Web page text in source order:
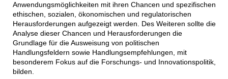
Anwendungsmöglichkeiten mit ihren Chancen und spezifischen
ethischen, sozialen, ökonomischen und regulatorischen
Herausforderungen aufgezeigt werden. Des Weiteren sollte die
Analyse dieser Chancen und Herausforderungen die
Grundlage für die Ausweisung von politischen
Handlungsfeldern sowie Handlungsempfehlungen, mit
besonderem Fokus auf die Forschungs- und Innovationspolitik,
bilden.